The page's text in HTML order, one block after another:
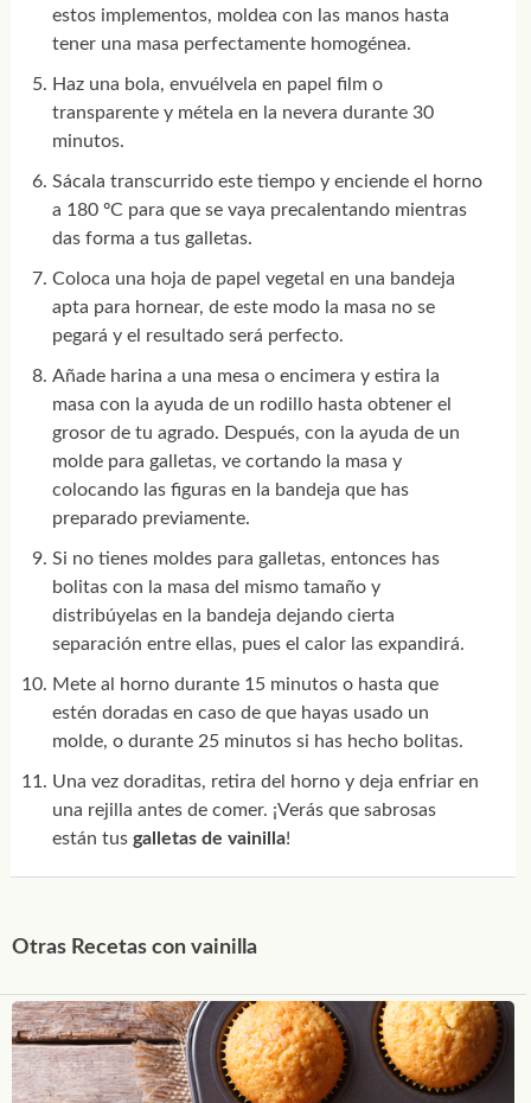
estos implementos, moldea con las manos hasta
tener una masa perfectamente homogénea.
Haz una bola, envuélvela en papel film o
transparente y métela en la nevera durante 30
minutos.
Sácala transcurrido este tiempo y enciende el horno
a 180 ºC para que se vaya precalentando mientras
das forma a tus galletas.
Coloca una hoja de papel vegetal en una bandeja
apta para hornear, de este modo la masa no se
pegará y el resultado será perfecto.
Añade harina a una mesa o encimera y estira la
masa con la ayuda de un rodillo hasta obtener el
grosor de tu agrado. Después, con la ayuda de un
molde para galletas, ve cortando la masa y
colocando las figuras en la bandeja que has
preparado previamente.
Si no tienes moldes para galletas, entonces has
bolitas con la masa del mismo tamaño y
distribúyelas en la bandeja dejando cierta
separación entre ellas, pues el calor las expandirá.
Mete al horno durante 15 minutos o hasta que
estén doradas en caso de que hayas usado un
molde, o durante 25 minutos si has hecho bolitas.
Una vez doraditas, retira del horno y deja enfriar en
una rejilla antes de comer. ¡Verás que sabrosas
están tus galletas de vainilla!
Otras Recetas con vainilla